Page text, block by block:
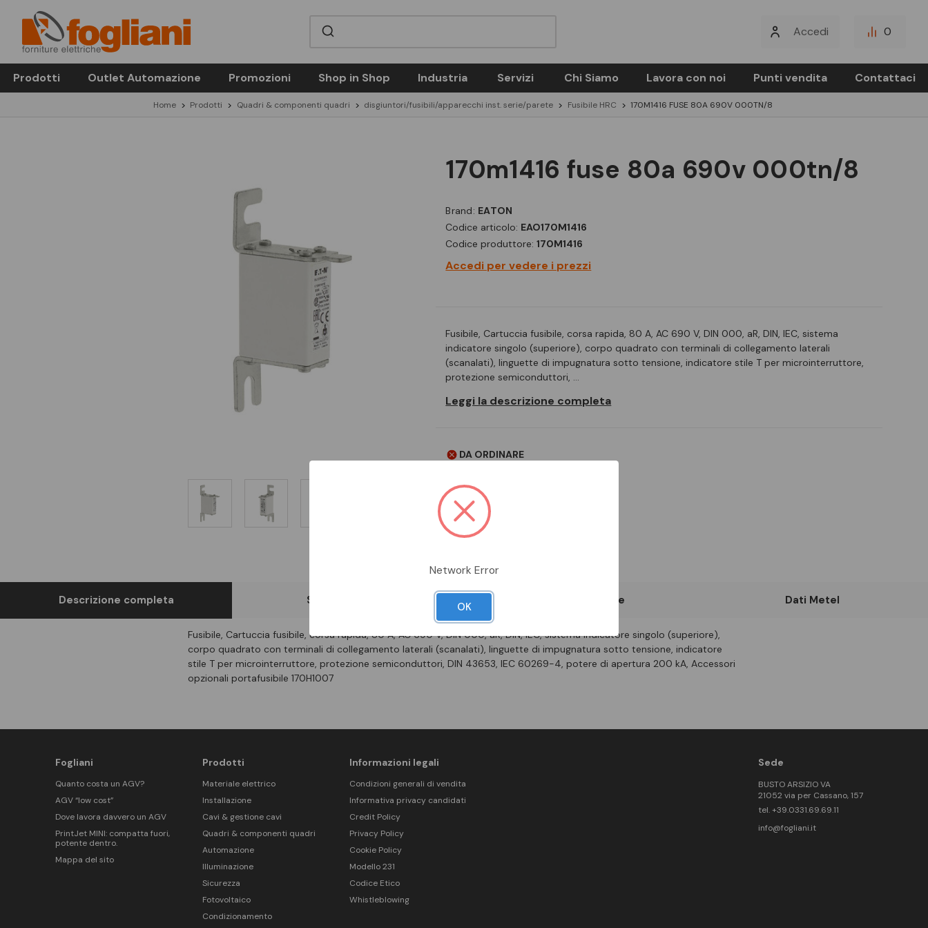
Accedi 0
Prodotti Outlet Automazione Promozioni Shop in Shop Industria Servizi Chi Siamo Lavora con noi Punti vendita Contattaci
Home Prodotti Quadri & componenti quadri disgiuntori/fusibili/apparecchi inst. serie/parete Fusibile HRC 170M1416 FUSE 80A 690V 000TN/8
170m1416 fuse 80a 690v 000tn/8
Brand: EATON
Codice articolo: EAO170M1416
Codice produttore:170M1416
Accedi per vedere i prezzi
Fusibile, Cartuccia fusibile, corsa rapida, 80 A, AC 690 V, DIN 000, aR, DIN, IEC, sistema
indicatore singolo (superiore), corpo quadrato con terminali di collegamento laterali
(scanalati), linguette di impugnatura sotto tensione, indicatore stile T per microinterruttore,
protezione semiconduttori, …
Leggi la descrizione completa
DA ORDINARE
Aggiungi alla comparazione
Descrizione completa Scheda Tecnica Documentazione Dati Metel
Fusibile, Cartuccia fusibile, corsa rapida, 80 A, AC 690 V, DIN 000, aR, DIN, IEC, sistema indicatore singolo (superiore),
corpo quadrato con terminali di collegamento laterali (scanalati), linguette di impugnatura sotto tensione, indicatore
stile T per microinterruttore, protezione semiconduttori, DIN 43653, IEC 60269-4, potere di apertura 200 kA, Accessori
opzionali portafusibile 170H1007
Fogliani
Quanto costa un AGV?
AGV “low cost”
Dove lavora davvero un AGV
PrintJet MINI: compatta fuori,
potente dentro.
Mappa del sito
Prodotti
Materiale elettrico
Installazione
Cavi & gestione cavi
Quadri & componenti quadri
Automazione
Illuminazione
Sicurezza
Fotovoltaico
Condizionamento
Informazioni legali
Condizioni generali di vendita
Informativa privacy candidati
Credit Policy
Privacy Policy
Cookie Policy
Modello 231
Codice Etico
Whistleblowing
Sede
BUSTO ARSIZIO VA
21052 via per Cassano, 157
tel. +39.0331.69.69.11
info@fogliani.it
Network Error
OK